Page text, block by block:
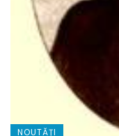
NOUTĂȚI